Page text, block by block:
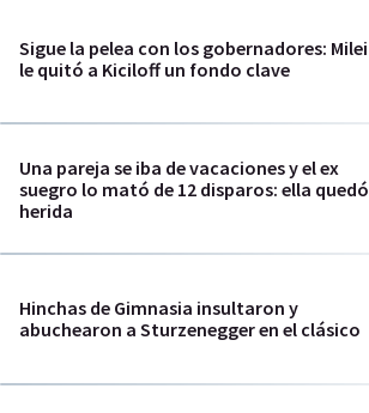
Sigue la pelea con los gobernadores: Milei
le quitó a Kiciloff un fondo clave
Una pareja se iba de vacaciones y el ex
suegro lo mató de 12 disparos: ella quedó
herida
Hinchas de Gimnasia insultaron y
abuchearon a Sturzenegger en el clásico